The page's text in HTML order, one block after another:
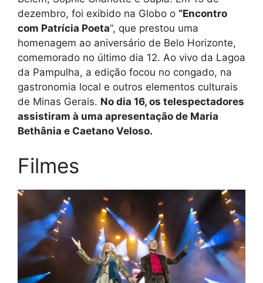
dezembro, foi exibido na Globo o “Encontro
com Patrícia Poeta“, que prestou uma
homenagem ao aniversário de Belo Horizonte,
comemorado no último dia 12. Ao vivo da Lagoa
da Pampulha, a edição focou no congado, na
gastronomia local e outros elementos culturais
de Minas Gerais. No dia 16, os telespectadores
assistiram à uma apresentação de Maria
Bethânia e Caetano Veloso.
Filmes